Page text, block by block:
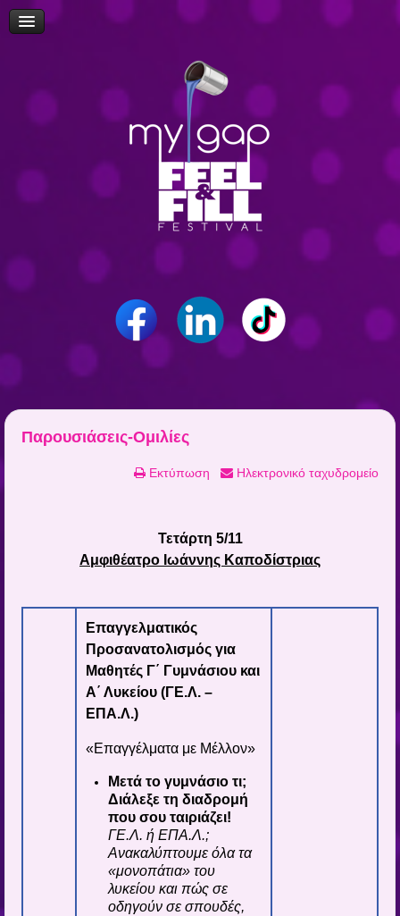
Δήλωση Συμμετοχής Επισκεπτών
Career Path Youth
Παρουσιάσεις-Ομιλίες
Εκτύπωση Ηλεκτρονικό ταχυδρομείο
Τετάρτη 5/11
Αμφιθέατρο Ιωάννης Καποδίστριας
Επαγγελματικός
Προσανατολισμός για
Μαθητές Γ΄ Γυμνάσιου και
Α΄ Λυκείου (ΓΕ.Λ. –
ΕΠΑ.Λ.)
«Επαγγέλματα με Μέλλον»
Μετά το γυμνάσιο τι;
Διάλεξε τη διαδρομή
που σου ταιριάζει!
ΓΕ.Λ. ή ΕΠΑ.Λ.;
Ανακαλύπτουμε όλα τα
«μονοπάτια» του
λυκείου και πώς σε
οδηγούν σε σπουδές,